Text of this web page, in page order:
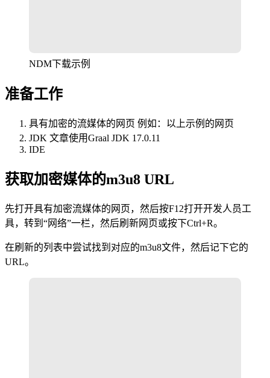
NDM下载示例
准备工作
具有加密的流媒体的网页 例如：以上示例的网页
JDK 文章使用Graal JDK 17.0.11
IDE
获取加密媒体的m3u8 URL
先打开具有加密流媒体的网页，然后按F12打开开发人员工
具，转到“网络”一栏，然后刷新网页或按下Ctrl+R。
在刷新的列表中尝试找到对应的m3u8文件，然后记下它的
URL。